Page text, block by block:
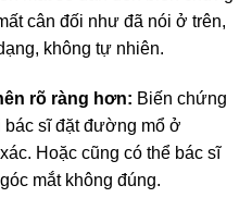
cân đối như đã nói ở trên,
không tự nhiên.
rõ ràng hơn: Biến chứng
bác sĩ đặt đường mổ ở
Hoặc cũng có thể bác sĩ
mắt không đúng.